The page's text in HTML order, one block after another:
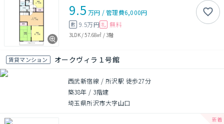
9.5 万円 /管理費6,000円
敷 9.5万円 礼 無料
3LDK/57.68㎡ /3階
賃貸マンション オークヴィラ１号館
西武新宿線 / 所沢駅 徒歩27分
築38年 / 3階建
埼玉県所沢市大字山口